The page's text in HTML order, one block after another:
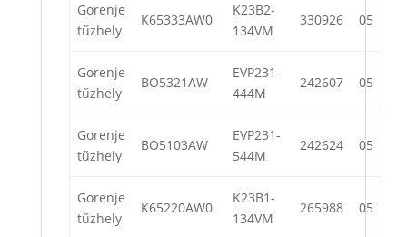
Gorenje
tűzhely
K65333AW0
K23B2-
134VM
330926 05
Gorenje
tűzhely
BO5321AW
EVP231-
444M
242607 05
Gorenje
tűzhely
BO5103AW
EVP231-
544M
242624 05
Gorenje
tűzhely
K65220AW0
K23B1-
134VM
265988 05